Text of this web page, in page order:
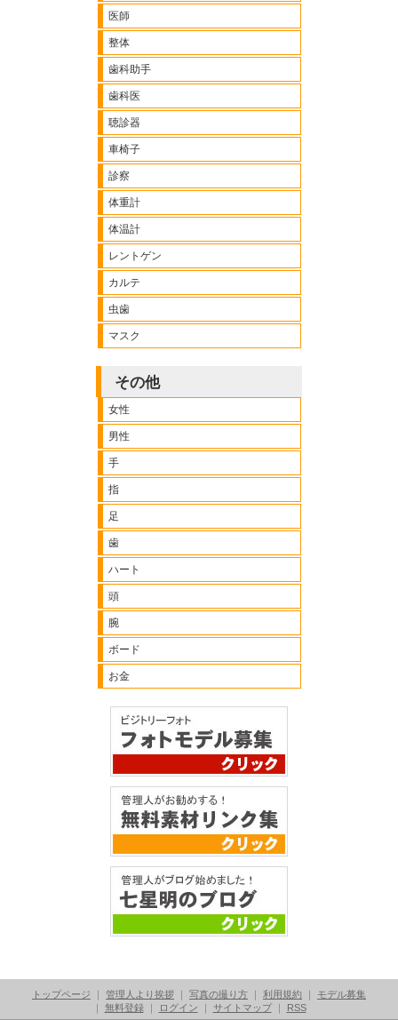
医師
整体
歯科助手
歯科医
聴診器
車椅子
診察
体重計
体温計
レントゲン
カルテ
虫歯
マスク
その他
女性
男性
手
指
足
歯
ハート
頭
腕
ボード
お金
トップページ ｜ 管理人より挨拶 ｜ 写真の撮り方 ｜ 利用規約 ｜ モデル募集
｜ 無料登録｜ ログイン ｜ サイトマップ｜ RSS